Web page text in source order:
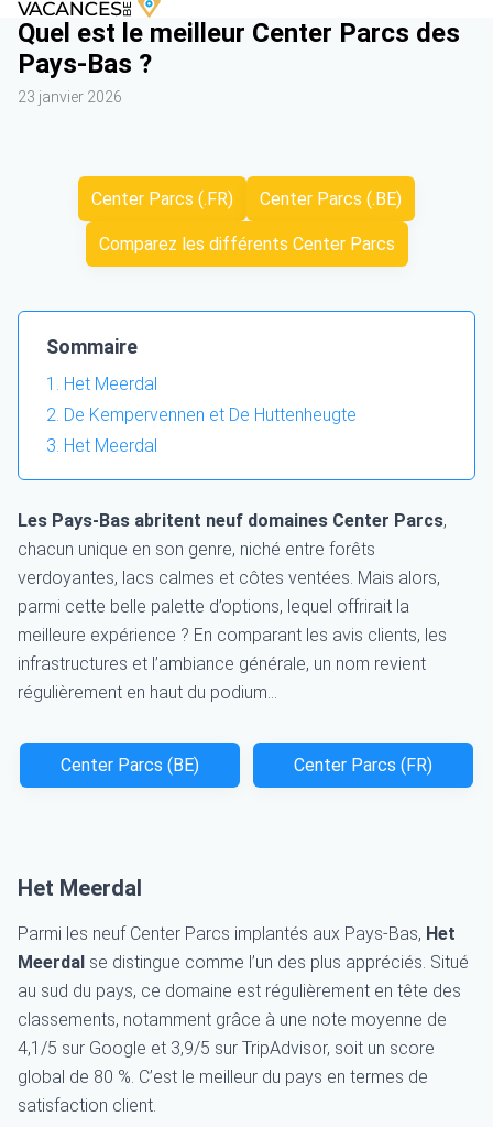
Quel est le meilleur Center Parcs des
Pays-Bas ?
23 janvier 2026
Center Parcs (.FR) Center Parcs (.BE)
Comparez les différents Center Parcs
Sommaire
Het Meerdal
De Kempervennen et De Huttenheugte
Het Meerdal
Les Pays‑Bas abritent neuf domaines Center Parcs,
chacun unique en son genre, niché entre forêts
verdoyantes, lacs calmes et côtes ventées. Mais alors,
parmi cette belle palette d’options, lequel offrirait la
meilleure expérience ? En comparant les avis clients, les
infrastructures et l’ambiance générale, un nom revient
régulièrement en haut du podium...
Center Parcs (BE) Center Parcs (FR)
Het Meerdal
Parmi les neuf Center Parcs implantés aux Pays-Bas, Het
Meerdal se distingue comme l’un des plus appréciés. Situé
au sud du pays, ce domaine est régulièrement en tête des
classements, notamment grâce à une note moyenne de
4,1/5 sur Google et 3,9/5 sur TripAdvisor, soit un score
global de 80 %. C’est le meilleur du pays en termes de
satisfaction client.